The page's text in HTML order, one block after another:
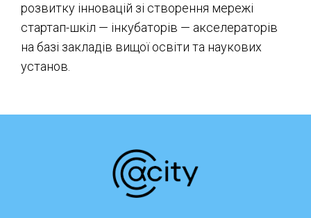
розвитку інновацій зі створення мережі
стартап-шкіл — інкубаторів — акселераторів
на базі закладів вищої освіти та наукових
установ.